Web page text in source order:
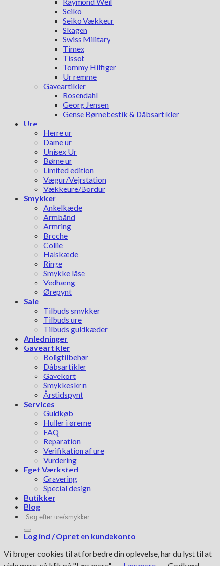
Seiko
Seiko Vækkeur
Skagen
Swiss Military
Timex
Tissot
Tommy Hilfiger
Ur remme
Gaveartikler
Rosendahl
Georg Jensen
Gense Børnebestik & Dåbsartikler
Ure
Herre ur
Dame ur
Unisex Ur
Børne ur
Limited edition
Vægur/Vejrstation
Vækkeure/Bordur
Smykker
Ankelkæde
Armbånd
Armring
Broche
Collie
Halskæde
Ringe
Smykke låse
Vedhæng
Ørepynt
Sale
Tilbuds smykker
Tilbuds ure
Tilbuds guldkæder
Anledninger
Gaveartikler
Boligtilbehør
Dåbsartikler
Gavekort
Smykkeskrin
Årstidspynt
Services
Guldkøb
Huller i ørerne
FAQ
Reparation
Verifikation af ure
Vurdering
Eget Værksted
Gravering
Special design
Butikker
Blog
Søg
efter:
Log ind / Opret en kundekonto
Vi bruger cookies til at forbedre din oplevelse, har du lyst til at